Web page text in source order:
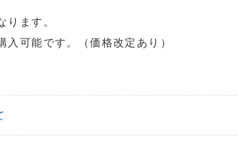
ります。
可能です。（価格改定あり）